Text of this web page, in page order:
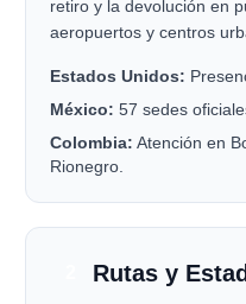
retiro y la devolución en
aeropuertos y centros
Estados Unidos:
México: 57 sedes
Colombia: Atención en
Rionegro.
Rutas y